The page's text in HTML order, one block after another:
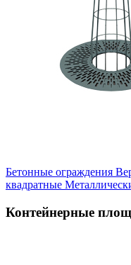
Бетонные ограждения
квадратные
Контейнерные